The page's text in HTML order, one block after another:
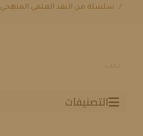
سلسلة من النقد العلمي المنهجي
التصنيفات